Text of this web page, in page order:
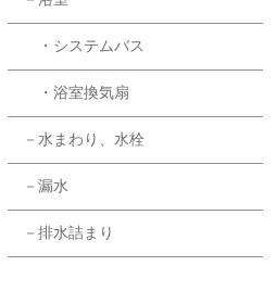
・システムバス
・浴室換気扇
－水まわり、水栓
－漏水
－排水詰まり